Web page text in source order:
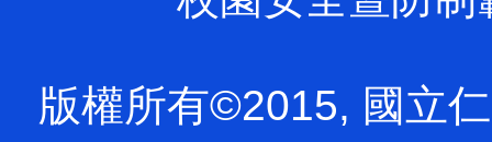
版權所有©2015, 國立